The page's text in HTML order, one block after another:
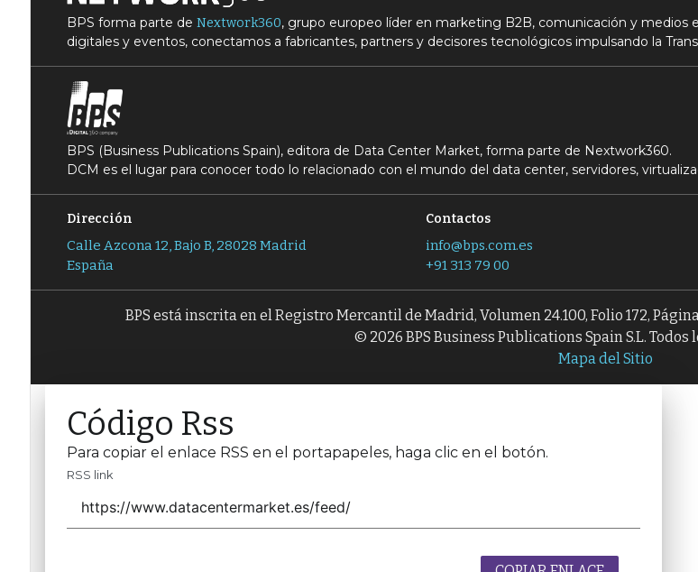
BPS forma parte de Nextwork360, grupo europeo líder en marketing B2B, comunicación y medios
digitales y eventos, conectamos a fabricantes, partners y decisores tecnológicos impulsando la
BPS (Business Publications Spain), editora de Data Center Market, forma parte de Nextwork360.
DCM es el lugar para conocer todo lo relacionado con el mundo del data center, servidores,
Dirección
Calle Azcona 12, Bajo B, 28028 Madrid
España
Contactos
info@bps.com.es
+91 313 79 00
BPS está inscrita en el Registro Mercantil de Madrid, Volumen 24.100, Folio 172,
© 2026 BPS Business Publications Spain S.L.
Mapa del Sitio
Código Rss
Para copiar el enlace RSS en el portapapeles, haga clic en el botón.
RSS link